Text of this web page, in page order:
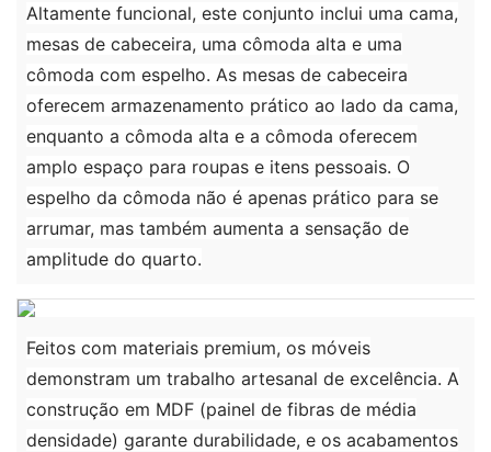
Altamente funcional, este conjunto inclui uma cama,
mesas de cabeceira, uma cômoda alta e uma
cômoda com espelho. As mesas de cabeceira
oferecem armazenamento prático ao lado da cama,
enquanto a cômoda alta e a cômoda oferecem
amplo espaço para roupas e itens pessoais. O
espelho da cômoda não é apenas prático para se
arrumar, mas também aumenta a sensação de
amplitude do quarto.
Feitos com materiais premium, os móveis
demonstram um trabalho artesanal de excelência. A
construção em MDF (painel de fibras de média
densidade) garante durabilidade, e os acabamentos